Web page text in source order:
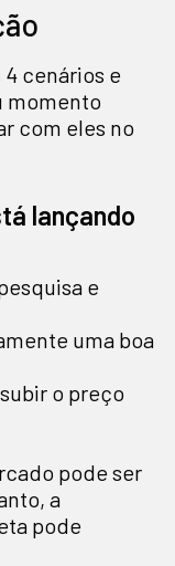
4 cenários e
momento
com eles no
lançando
e
uma boa
o preço
pode ser
a
pode